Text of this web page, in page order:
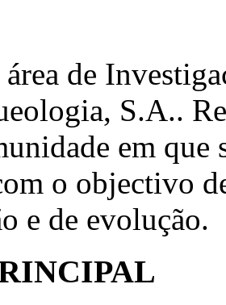
de
S.A..
em que
o objectivo
e de evolução.